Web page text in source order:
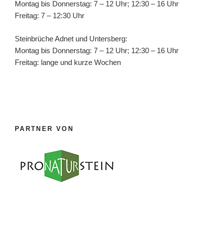
Montag bis Donnerstag: 7 – 12 Uhr; 12:30 – 16 Uhr
Freitag: 7 – 12:30 Uhr
Steinbrüche Adnet und Untersberg:
Montag bis Donnerstag: 7 – 12 Uhr; 12:30 – 16 Uhr
Freitag: lange und kurze Wochen
PARTNER VON